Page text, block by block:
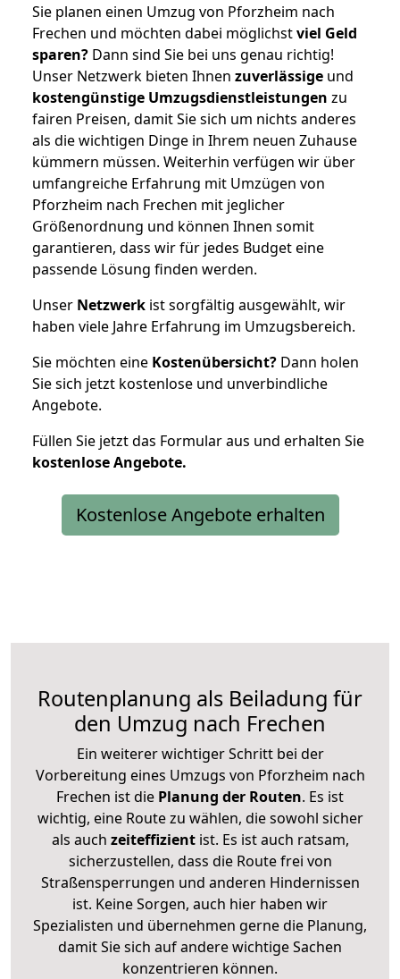
Sie planen einen Umzug von Pforzheim nach
Frechen und möchten dabei möglichstviel Geld
sparen? Dann sind Sie bei uns genau richtig!
Unser Netzwerk bieten Ihnen zuverlässige und
kostengünstige Umzugsdienstleistungen zu
fairen Preisen, damit Sie sich um nichts anderes
als die wichtigen Dinge in Ihrem neuen Zuhause
kümmern müssen. Weiterhin verfügen wir über
umfangreiche Erfahrung mit Umzügen von
Pforzheim nach Frechen mit jeglicher
Größenordnung und können Ihnen somit
garantieren, dass wir für jedes Budget eine
passende Lösung finden werden.
Unser Netzwerk ist sorgfältig ausgewählt, wir
haben viele Jahre Erfahrung im Umzugsbereich.
Sie möchten eine Kostenübersicht? Dann holen
Sie sich jetzt kostenlose und unverbindliche
Angebote.
Füllen Sie jetzt das Formular aus und erhalten Sie
kostenloseAngebote.
Kostenlose Angebote erhalten
Routenplanung als Beiladung für
den Umzug nach Frechen
Ein weiterer wichtiger Schritt bei der
Vorbereitung eines Umzugs von Pforzheim nach
Frechen ist die Planung der Routen. Es ist
wichtig, eine Route zu wählen, die sowohl sicher
als auch zeiteffizientist. Es ist auch ratsam,
sicherzustellen, dass die Route frei von
Straßensperrungen und anderen Hindernissen
ist. Keine Sorgen, auch hier haben wir
Spezialisten und übernehmen gerne die Planung,
damit Sie sich auf andere wichtige Sachen
konzentrieren können.